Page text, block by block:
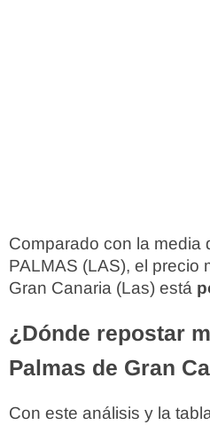
Comparado con la media
PALMAS (LAS), el precio
Gran Canaria (Las) está
¿Dónde repostar
Palmas de Gran
Con este análisis y la